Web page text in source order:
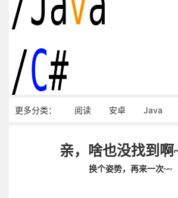
更多分类： 阅读 安卓 Java
亲，啥也没找到啊
换个姿势，再来一次~~